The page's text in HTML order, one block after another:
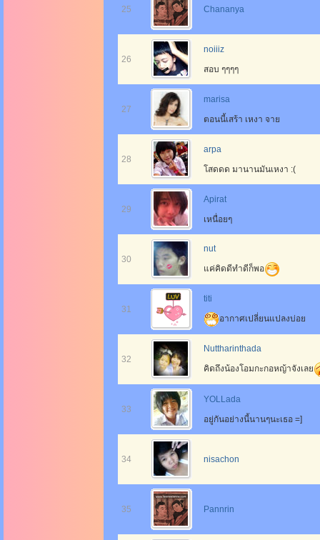
25 Chananya
26
noiiiz
สอบ ๆๆๆๆ
27
marisa
ตอนนี้เสร้า เหงา จาย
28
arpa
โสดดด มานานมันเหงา :(
29
Apirat
เหนื่อยๆ
30
nut
แค่คิดดีทำดีก็พอ
31
titi
อากาศเปลี่ยนแปลงบ่อย
32
Nuttharinthada
คิดถึงน้องโอมกะกอหญ้าจังเลย
33
YOLLada
อยู่กันอย่างนี้นานๆนะเธอ =]
34 nisachon
35 Pannrin